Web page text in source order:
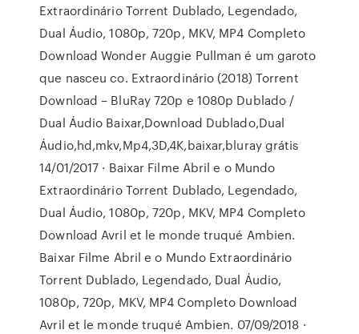
Extraordinário Torrent Dublado, Legendado,
Dual Áudio, 1080p, 720p, MKV, MP4 Completo
Download Wonder Auggie Pullman é um garoto
que nasceu co. Extraordinário (2018) Torrent
Download – BluRay 720p e 1080p Dublado /
Dual Áudio Baixar,Download Dublado,Dual
Áudio,hd,mkv,Mp4,3D,4K,baixar,bluray grátis
14/01/2017 · Baixar Filme Abril e o Mundo
Extraordinário Torrent Dublado, Legendado,
Dual Áudio, 1080p, 720p, MKV, MP4 Completo
Download Avril et le monde truqué Ambien.
Baixar Filme Abril e o Mundo Extraordinário
Torrent Dublado, Legendado, Dual Áudio,
1080p, 720p, MKV, MP4 Completo Download
Avril et le monde truqué Ambien. 07/09/2018 ·